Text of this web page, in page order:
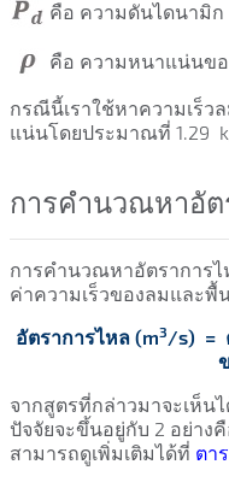
คือ ความดันไดนามิก
คือ ความหนาแน่นข
กรณีนี้เราใช้หาความเร็ว
แน่นโดยประมาณที่ 1.29
การคำนวณหาอัต
การคำนวณหาอัตราการ
ค่าความเร็วของลมและพื้
อัตราการไหล (m3/s) =
จากสูตรที่กล่าวมาจะเห็น
ปัจจัยจะขึ้นอยู่กับ 2 อย่าง
สามารถดูเพิ่มเติมได้ที่ ตา